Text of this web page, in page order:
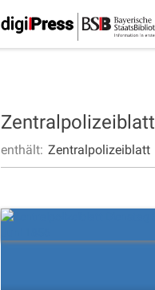
Zentralpolizeiblatt
enthält: Zentralpolizeiblatt